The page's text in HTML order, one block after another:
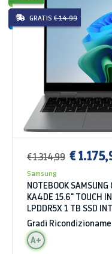
GRATIS € 14.99
€ 1.314,99 €
Samsung
NOTEBOOK
KA4DE 15.6" TOUCH
LPDDR5X 1 TB SSD
BLUETOOTH
Gradi
A+